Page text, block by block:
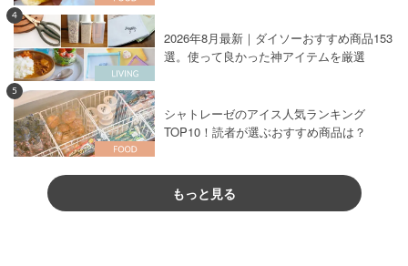
4
2026年8月最新｜ダイソーおすすめ商品153
選。使って良かった神アイテムを厳選
5
シャトレーゼのアイス人気ランキング
TOP10！読者が選ぶおすすめ商品は？
もっと見る